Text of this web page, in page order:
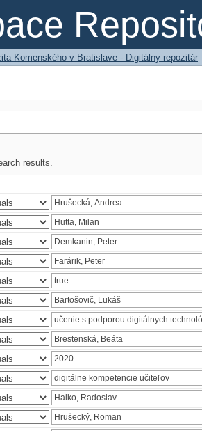
Komenského v Bratislave - Digitálny repozitár
results.